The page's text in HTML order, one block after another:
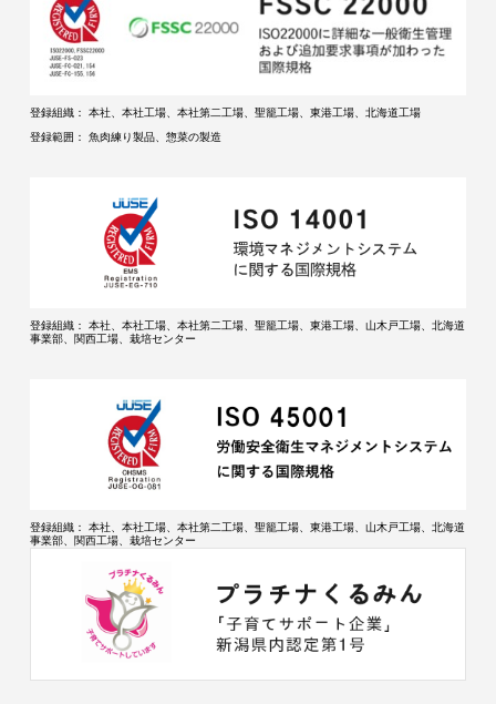
登録組織：
本社、本社工場、本社第二工場、聖籠工場、東港工場、北海道工場
登録範囲：
魚肉練り製品、惣菜の製造
登録組織：
本社、本社工場、本社第二工場、聖籠工場、東港工場、山木戸工場、北海道
事業部、関西工場、栽培センター
登録組織：
本社、本社工場、本社第二工場、聖籠工場、東港工場、山木戸工場、北海道
事業部、関西工場、栽培センター